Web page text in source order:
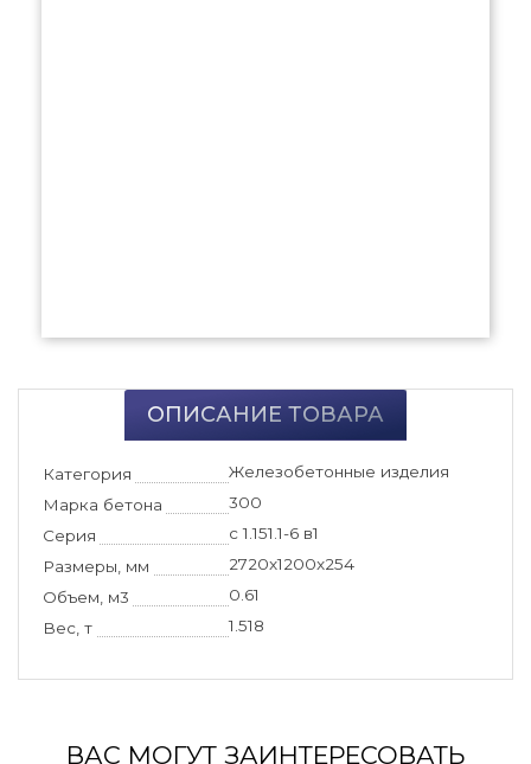
ОПИСАНИЕ ТОВАРА
Категория
Железобетонные изделия
Марка бетона
300
Серия
с 1.151.1-6 в1
Размеры, мм
2720x1200x254
Объем, м3
0.61
Вес, т
1.518
ВАС МОГУТ ЗАИНТЕРЕСОВАТЬ